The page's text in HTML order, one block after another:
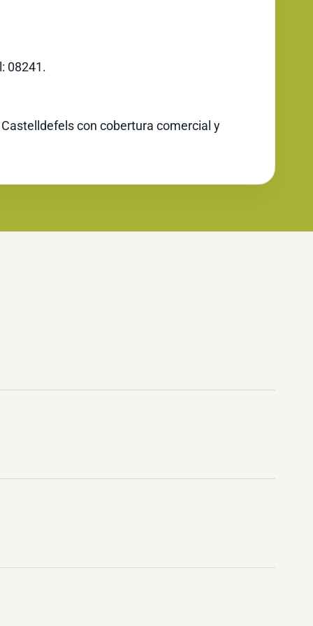
08241.
con cobertura comercial y